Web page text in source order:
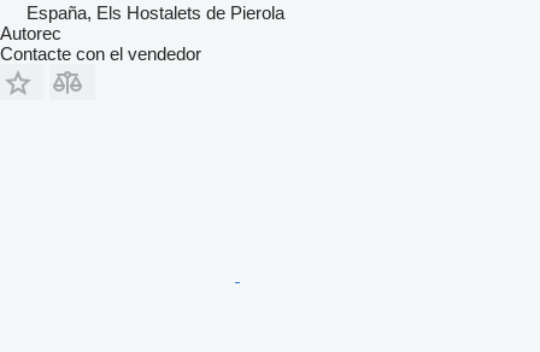
España, Els Hostalets de Pierola
Autorec
Contacte con el vendedor